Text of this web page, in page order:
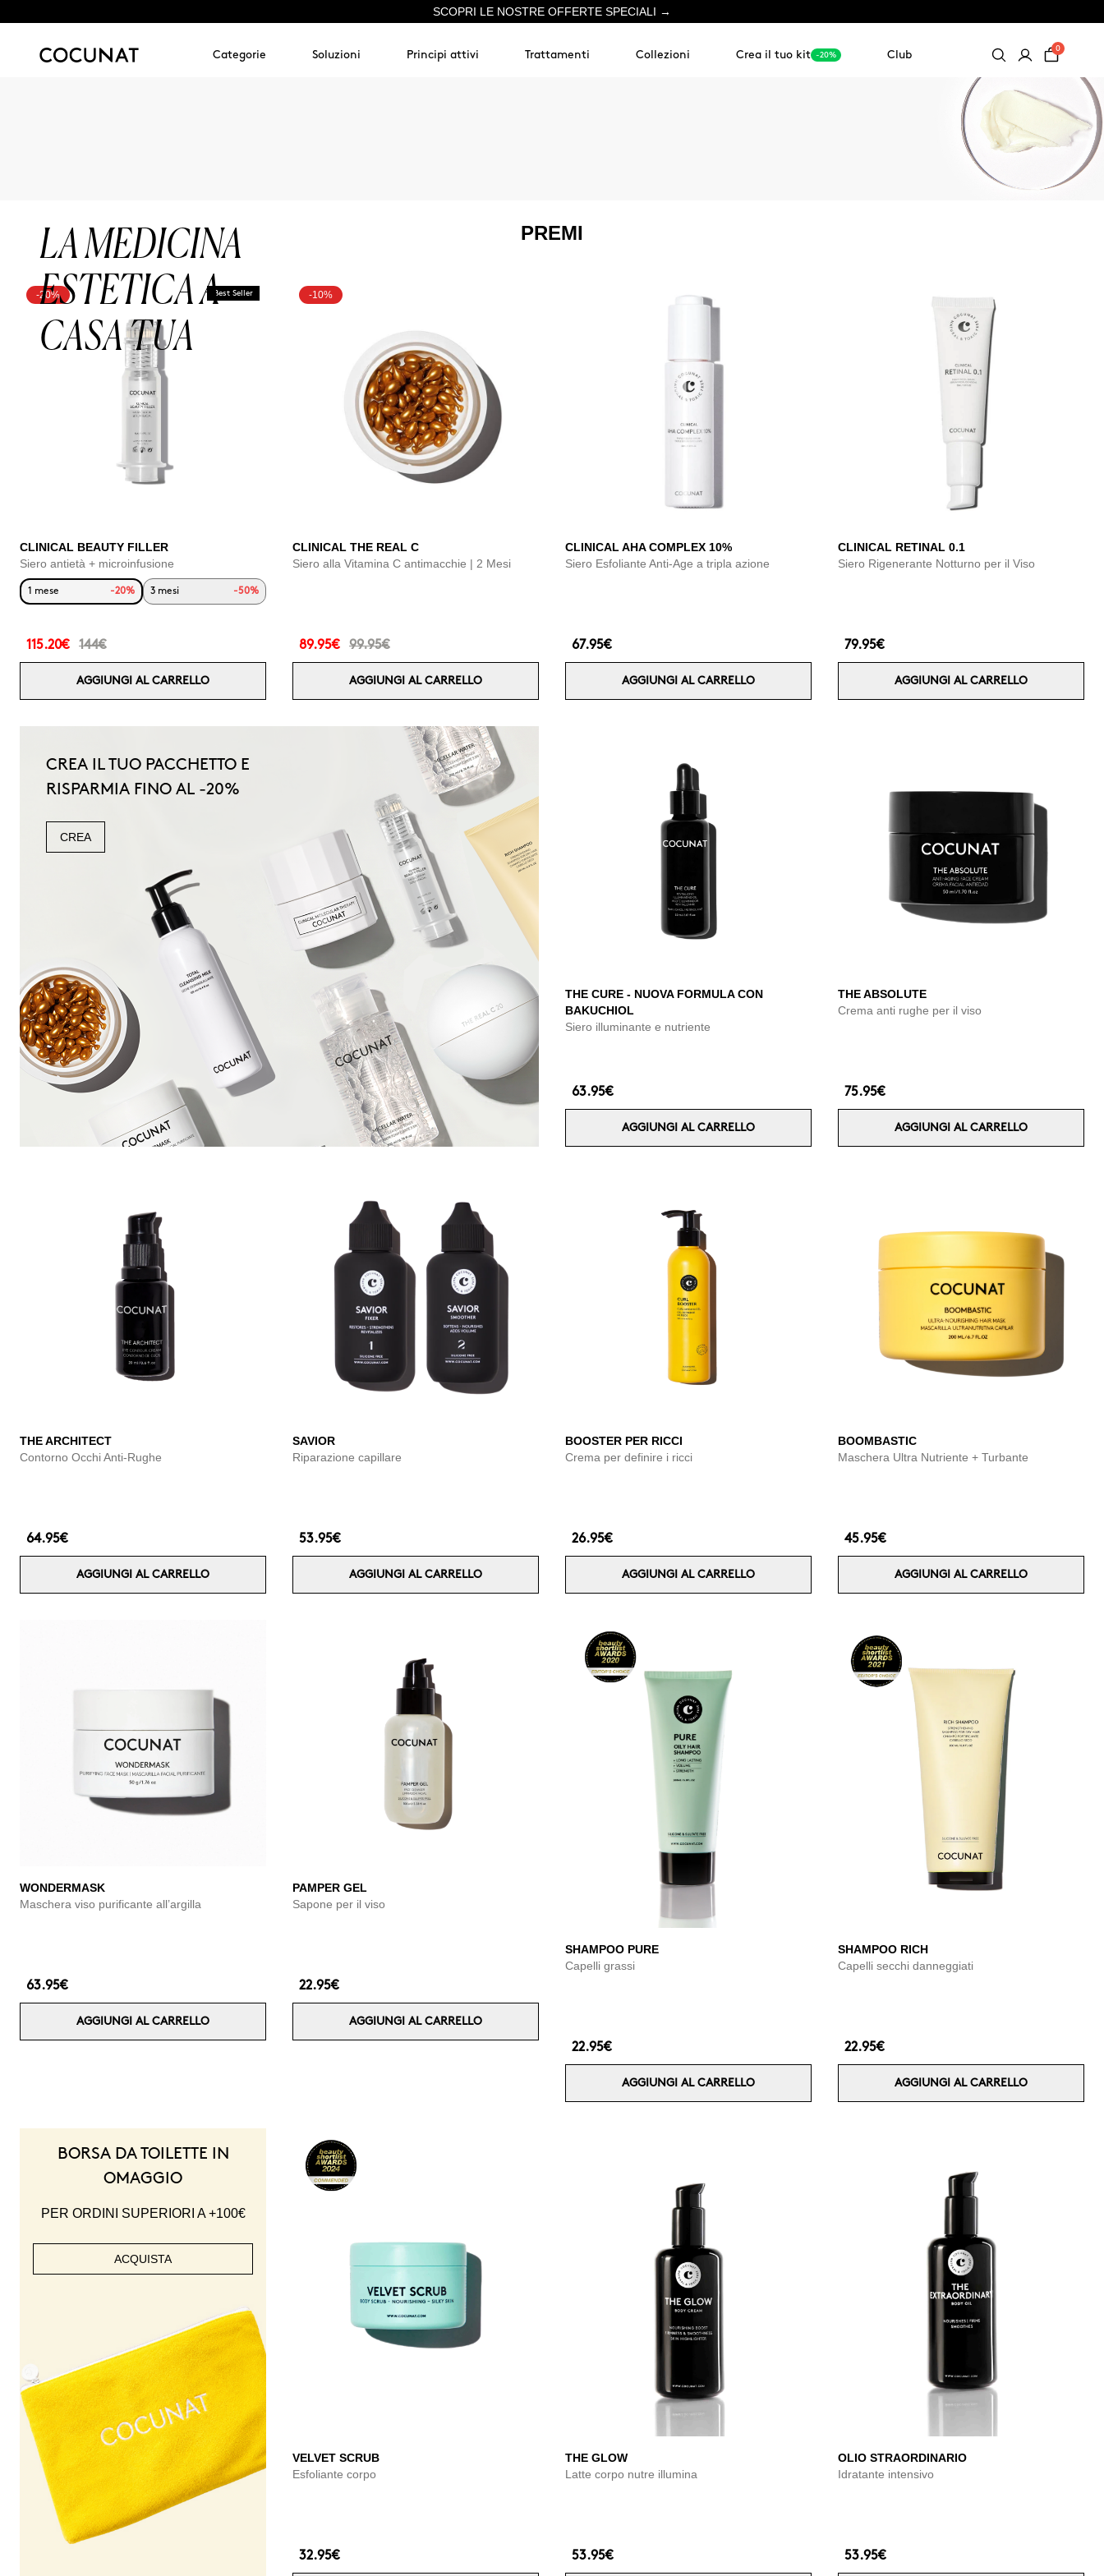
SCOPRI LE NOSTRE OFFERTE SPECIALI →
Categorie Soluzioni Principi attivi Trattamenti Collezioni Crea il tuo kit -20% Club
0
LA MEDICINA
ESTETICA A
CASA TUA
PREMI
-20% Best Seller
CLINICAL BEAUTY FILLER
Siero antietà + microinfusione
1 mese -20% 3 mesi -50%
115.20€ 144€
AGGIUNGI AL CARRELLO
-10%
CLINICAL THE REAL C
Siero alla Vitamina C antimacchie | 2 Mesi
89.95€ 99.95€
AGGIUNGI AL CARRELLO
CLINICAL AHA COMPLEX 10%
Siero Esfoliante Anti-Age a tripla azione
67.95€
AGGIUNGI AL CARRELLO
CLINICAL RETINAL 0.1
Siero Rigenerante Notturno per il Viso
79.95€
AGGIUNGI AL CARRELLO
CREA IL TUO PACCHETTO E
RISPARMIA FINO AL -20%
CREA
THE CURE - NUOVA FORMULA CON
BAKUCHIOL
Siero illuminante e nutriente
63.95€
AGGIUNGI AL CARRELLO
THE ABSOLUTE
Crema anti rughe per il viso
75.95€
AGGIUNGI AL CARRELLO
THE ARCHITECT
Contorno Occhi Anti-Rughe
64.95€
AGGIUNGI AL CARRELLO
SAVIOR
Riparazione capillare
53.95€
AGGIUNGI AL CARRELLO
BOOSTER PER RICCI
Crema per definire i ricci
26.95€
AGGIUNGI AL CARRELLO
BOOMBASTIC
Maschera Ultra Nutriente + Turbante
45.95€
AGGIUNGI AL CARRELLO
WONDERMASK
Maschera viso purificante all’argilla
63.95€
AGGIUNGI AL CARRELLO
PAMPER GEL
Sapone per il viso
22.95€
AGGIUNGI AL CARRELLO
SHAMPOO PURE
Capelli grassi
22.95€
AGGIUNGI AL CARRELLO
SHAMPOO RICH
Capelli secchi danneggiati
22.95€
AGGIUNGI AL CARRELLO
BORSA DA TOILETTE IN
OMAGGIO
PER ORDINI SUPERIORI A +100€
ACQUISTA
VELVET SCRUB
Esfoliante corpo
32.95€
THE GLOW
Latte corpo nutre illumina
53.95€
OLIO STRAORDINARIO
Idratante intensivo
53.95€